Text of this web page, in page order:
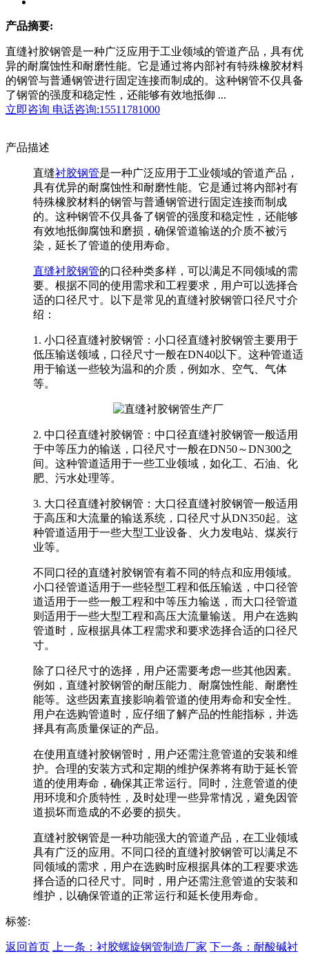
产品摘要:
直缝衬胶钢管是一种广泛应用于工业领域的管道产品，具有优
异的耐腐蚀性和耐磨性能。它是通过将内部衬有特殊橡胶材料
的钢管与普通钢管进行固定连接而制成的。这种钢管不仅具备
了钢管的强度和稳定性，还能够有效地抵御 ...
立即咨询 电话咨询:15511781000
产品描述
直缝衬胶钢管是一种广泛应用于工业领域的管道产品，
具有优异的耐腐蚀性和耐磨性能。它是通过将内部衬有
特殊橡胶材料的钢管与普通钢管进行固定连接而制成
的。这种钢管不仅具备了钢管的强度和稳定性，还能够
有效地抵御腐蚀和磨损，确保管道输送的介质不被污
染，延长了管道的使用寿命。
直缝衬胶钢管的口径种类多样，可以满足不同领域的需
要。根据不同的使用需求和工程要求，用户可以选择合
适的口径尺寸。以下是常见的直缝衬胶钢管口径尺寸介
绍：
1. 小口径直缝衬胶钢管：小口径直缝衬胶钢管主要用于
低压输送领域，口径尺寸一般在DN40以下。这种管道适
用于输送一些较为温和的介质，例如水、空气、气体
等。
2. 中口径直缝衬胶钢管：中口径直缝衬胶钢管一般适用
于中等压力的输送，口径尺寸一般在DN50～DN300之
间。这种管道适用于一些工业领域，如化工、石油、化
肥、污水处理等。
3. 大口径直缝衬胶钢管：大口径直缝衬胶钢管一般适用
于高压和大流量的输送系统，口径尺寸从DN350起。这
种管道适用于一些大型工业设备、火力发电站、煤炭行
业等。
不同口径的直缝衬胶钢管有着不同的特点和应用领域。
小口径管道适用于一些轻型工程和低压输送，中口径管
道适用于一些一般工程和中等压力输送，而大口径管道
则适用于一些大型工程和高压大流量输送。用户在选购
管道时，应根据具体工程需求和要求选择合适的口径尺
寸。
除了口径尺寸的选择，用户还需要考虑一些其他因素。
例如，直缝衬胶钢管的耐压能力、耐腐蚀性能、耐磨性
能等。这些因素直接影响着管道的使用寿命和安全性。
用户在选购管道时，应仔细了解产品的性能指标，并选
择具有高质量保证的产品。
在使用直缝衬胶钢管时，用户还需注意管道的安装和维
护。合理的安装方式和定期的维护保养将有助于延长管
道的使用寿命，确保其正常运行。同时，注意管道的使
用环境和介质特性，及时处理一些异常情况，避免因管
道损坏而造成的不必要的损失。
直缝衬胶钢管是一种功能强大的管道产品，在工业领域
具有广泛的应用。不同口径的直缝衬胶钢管可以满足不
同领域的需求，用户在选购时应根据具体的工程要求选
择合适的口径尺寸。同时，用户还需注意管道的安装和
维护，以确保管道的正常运行和延长使用寿命。
标签:
返回首页 上一条：衬胶螺旋钢管制造厂家 下一条：耐酸碱衬